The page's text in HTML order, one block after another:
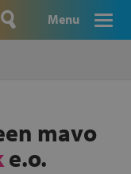
Menu
mavo
e.o.